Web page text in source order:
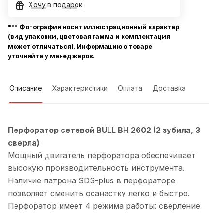
Хочу в подарок
*** Фотография носит иллюстрационный характер
(вид упаковки, цветовая гамма и комплектация
может отличаться). Информацию о товаре
уточняйте у менеджеров.
Описание Характеристики Оплата Доставка
Перфоратор сетевой BULL BH 2602 (2 зубила, 3
сверла)
Мощный двигатель перфоратора обеспечивает
высокую производительность инструмента.
Наличие патрона SDS-plus в перфораторе
позволяет сменить осанастку легко и быстро.
Перфоратор имеет 4 режима работы: сверление,